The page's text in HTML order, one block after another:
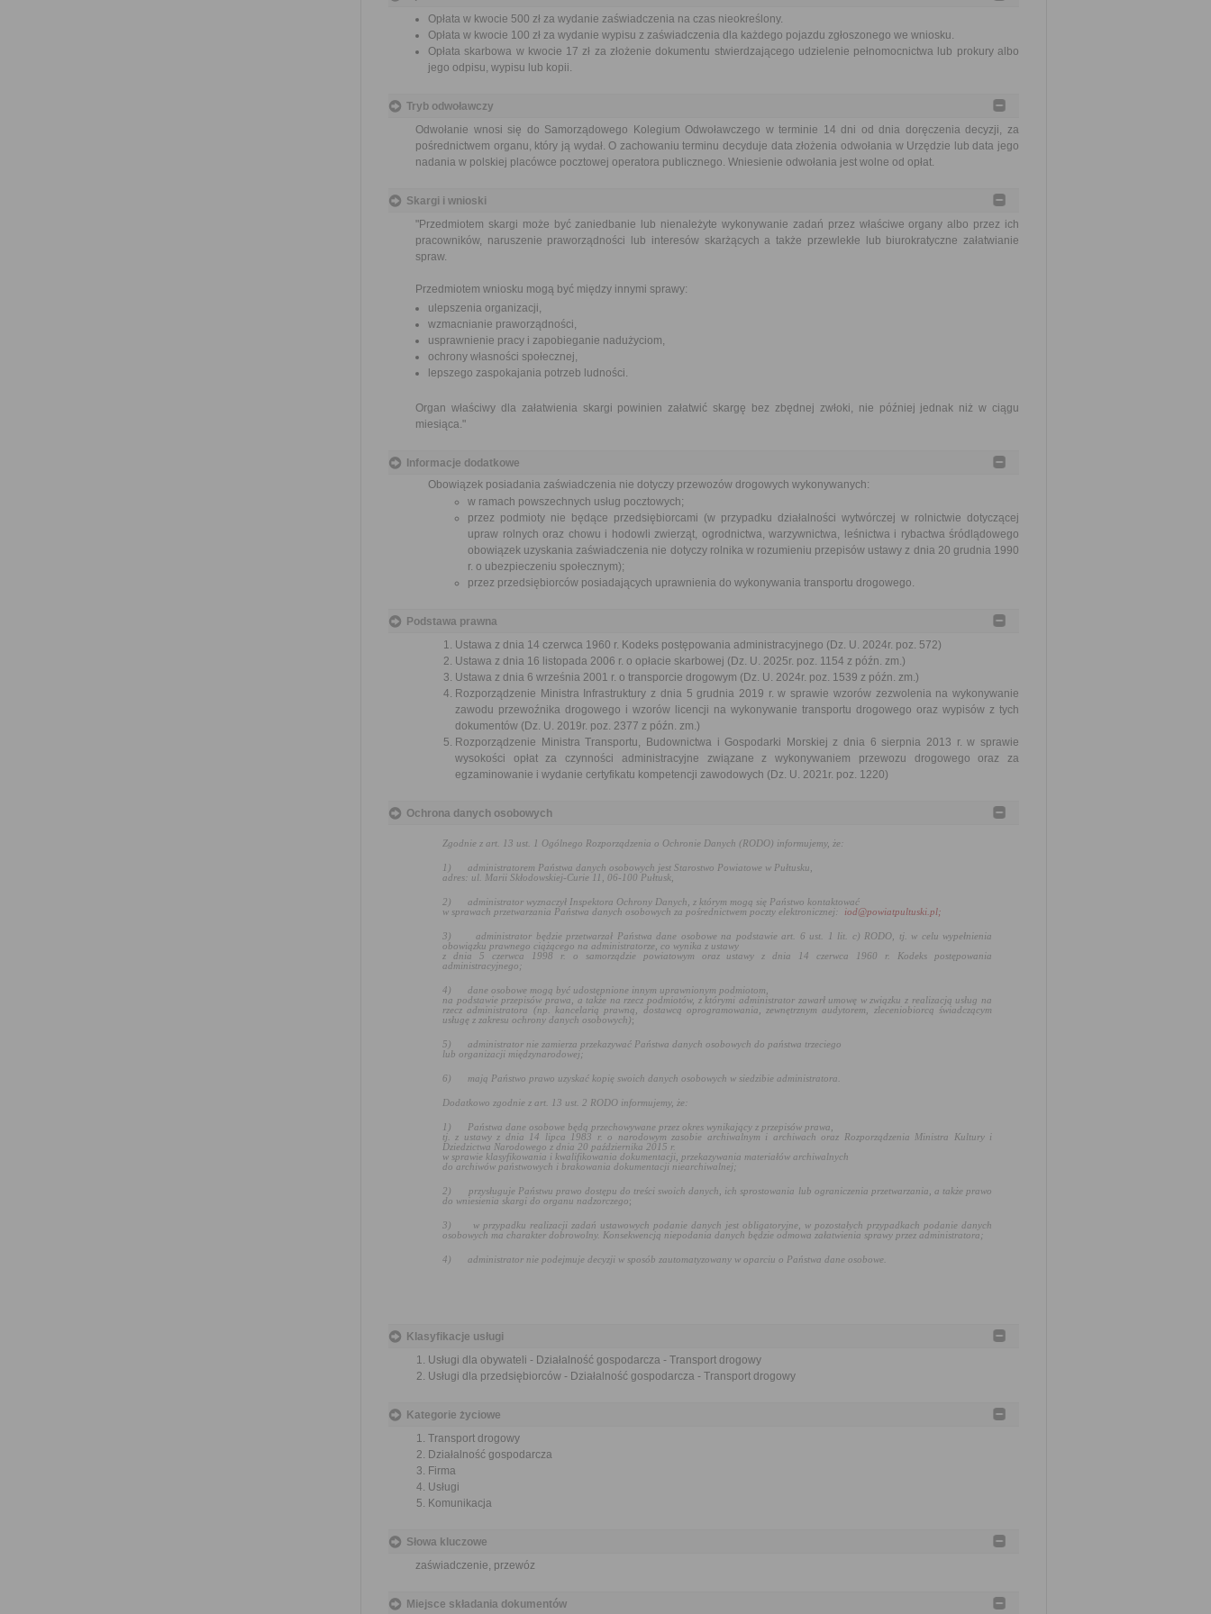
Opłata w kwocie 500 zł za wydanie zaświadczenia na czas nieokreślony.
Opłata w kwocie 100 zł za wydanie wypisu z zaświadczenia dla każdego pojazdu zgłoszonego we wniosku.
Opłata skarbowa w kwocie 17 zł za złożenie dokumentu stwierdzającego udzielenie pełnomocnictwa lub prokury albo
jego odpisu, wypisu lub kopii.
Tryb odwoławczy
Odwołanie wnosi się do Samorządowego Kolegium Odwoławczego w terminie 14 dni od dnia doręczenia decyzji, za
pośrednictwem organu, który ją wydał. O zachowaniu terminu decyduje data złożenia odwołania w Urzędzie lub data jego
nadania w polskiej placówce pocztowej operatora publicznego. Wniesienie odwołania jest wolne od opłat.
Skargi i wnioski
"Przedmiotem skargi może być zaniedbanie lub nienależyte wykonywanie zadań przez właściwe organy albo przez ich
pracowników, naruszenie praworządności lub interesów skarżących a także przewlekłe lub biurokratyczne załatwianie
spraw.
Przedmiotem wniosku mogą być między innymi sprawy:
ulepszenia organizacji,
wzmacnianie praworządności,
usprawnienie pracy i zapobieganie nadużyciom,
ochrony własności społecznej,
lepszego zaspokajania potrzeb ludności.
Organ właściwy dla załatwienia skargi powinien załatwić skargę bez zbędnej zwłoki, nie później jednak niż w ciągu
miesiąca."
Informacje dodatkowe
Obowiązek posiadania zaświadczenia nie dotyczy przewozów drogowych wykonywanych:
w ramach powszechnych usług pocztowych;
przez podmioty nie będące przedsiębiorcami (w przypadku działalności wytwórczej w rolnictwie dotyczącej
upraw rolnych oraz chowu i hodowli zwierząt, ogrodnictwa, warzywnictwa, leśnictwa i rybactwa śródlądowego
obowiązek uzyskania zaświadczenia nie dotyczy rolnika w rozumieniu przepisów ustawy z dnia 20 grudnia 1990
r. o ubezpieczeniu społecznym);
przez przedsiębiorców posiadających uprawnienia do wykonywania transportu drogowego.
Podstawa prawna
Ustawa z dnia 14 czerwca 1960 r. Kodeks postępowania administracyjnego (Dz. U. 2024r. poz. 572)
Ustawa z dnia 16 listopada 2006 r. o opłacie skarbowej (Dz. U. 2025r. poz. 1154 z późn. zm.)
Ustawa z dnia 6 września 2001 r. o transporcie drogowym (Dz. U. 2024r. poz. 1539 z późn. zm.)
Rozporządzenie Ministra Infrastruktury z dnia 5 grudnia 2019 r. w sprawie wzorów zezwolenia na wykonywanie
zawodu przewoźnika drogowego i wzorów licencji na wykonywanie transportu drogowego oraz wypisów z tych
dokumentów (Dz. U. 2019r. poz. 2377 z późn. zm.)
Rozporządzenie Ministra Transportu, Budownictwa i Gospodarki Morskiej z dnia 6 sierpnia 2013 r. w sprawie
wysokości opłat za czynności administracyjne związane z wykonywaniem przewozu drogowego oraz za
egzaminowanie i wydanie certyfikatu kompetencji zawodowych (Dz. U. 2021r. poz. 1220)
Ochrona danych osobowych
Zgodnie z art. 13 ust. 1 Ogólnego Rozporządzenia o Ochronie Danych (RODO) informujemy, że:
1) administratorem Państwa danych osobowych jest Starostwo Powiatowe w Pułtusku,
adres: ul. Marii Skłodowskiej-Curie 11, 06-100 Pułtusk,
2) administrator wyznaczył Inspektora Ochrony Danych, z którym mogą się Państwo kontaktować
w sprawach przetwarzania Państwa danych osobowych za pośrednictwem poczty elektronicznej:
iod@powiatpultuski.pl;
3) administrator będzie przetwarzał Państwa dane osobowe na podstawie art. 6 ust. 1 lit. c) RODO, tj. w celu wypełnienia
obowiązku prawnego ciążącego na administratorze, co wynika z ustawy
z dnia 5 czerwca 1998 r. o samorządzie powiatowym oraz ustawy z dnia 14 czerwca 1960 r. Kodeks postępowania
administracyjnego ;
4) dane osobowe mogą być udostępnione innym uprawnionym podmiotom,
na podstawie przepisów prawa, a także na rzecz podmiotów, z którymi administrator zawarł umowę w związku z realizacją usług na
rzecz administratora (np. kancelarią prawną, dostawcą oprogramowania, zewnętrznym audytorem, zleceniobiorcą świadczącym
usługę z zakresu ochrony danych osobowych);
5) administrator nie zamierza przekazywać Państwa danych osobowych do państwa trzeciego
lub organizacji międzynarodowej;
6) mają Państwo prawo uzyskać kopię swoich danych osobowych w siedzibie administratora.
Dodatkowo zgodnie z art. 13 ust. 2 RODO informujemy, że:
1) Państwa dane osobowe będą przechowywane przez okres wynikający z przepisów prawa,
tj. z ustawy z dnia 14 lipca 1983 r. o narodowym zasobie archiwalnym i archiwach oraz Rozporządzenia Ministra Kultury i
Dziedzictwa Narodowego z dnia 20 października 2015 r.
w sprawie klasyfikowania i kwalifikowania dokumentacji, przekazywania materiałów archiwalnych
do archiwów państwowych i brakowania dokumentacji niearchiwalnej;
2)
przysługuje Państwu prawo dostępu do treści swoich danych, ich sprostowania lub ograniczenia przetwarzania, a także prawo
do wniesienia skargi do organu nadzorczego;
3) w przypadku realizacji zadań ustawowych podanie danych jest obligatoryjne, w pozostałych przypadkach podanie danych
osobowych ma charakter dobrowolny. Konsekwencją niepodania danych będzie odmowa załatwienia sprawy przez administratora;
4) administrator nie podejmuje decyzji w sposób zautomatyzowany w oparciu o Państwa dane osobowe.
Klasyfikacje usługi
Usługi dla obywateli - Działalność gospodarcza - Transport drogowy
Usługi dla przedsiębiorców - Działalność gospodarcza - Transport drogowy
Kategorie życiowe
Transport drogowy
Działalność gospodarcza
Firma
Usługi
Komunikacja
Słowa kluczowe
zaświadczenie, przewóz
Miejsce składania dokumentów